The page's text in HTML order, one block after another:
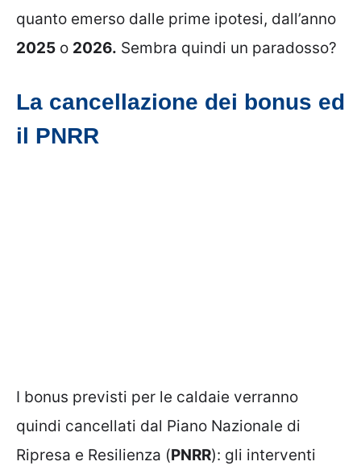
quanto emerso dalle prime ipotesi, dall’anno
2025 o 2026. Sembra quindi un paradosso?
La cancellazione dei bonus ed
il PNRR
I bonus previsti per le caldaie verranno
quindi cancellati dal Piano Nazionale di
Ripresa e Resilienza (PNRR): gli interventi